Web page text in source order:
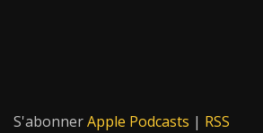
S'abonnerApple Podcasts | RSS